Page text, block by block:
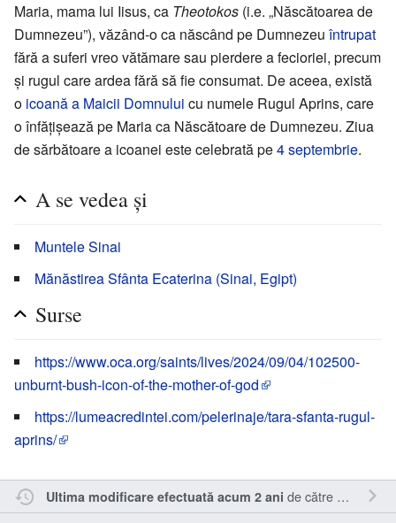
Maria, mama lui Iisus, ca Theotokos (i.e. „Născătoarea de
Dumnezeu”), văzând-o ca născând pe Dumnezeu întrupat
fără a suferi vreo vătămare sau pierdere a fecioriei, precum
și rugul care ardea fără să fie consumat. De aceea, există
o icoană a Maicii Domnului cu numele Rugul Aprins, care
o înfățișează pe Maria ca Născătoare de Dumnezeu. Ziua
de sărbătoare a icoanei este celebrată pe4 septembrie.
A se vedea și
Muntele Sinai
Mănăstirea Sfânta Ecaterina (Sinai, Egipt)
Surse
https://www.oca.org/saints/lives/2024/09/04/102500-
unburnt-bush-icon-of-the-mother-of-god
https://lumeacredintei.com/pelerinaje/tara-sfanta-rugul-
aprins/
Ultima modificare efectuată acum 2 ani de către RappY.